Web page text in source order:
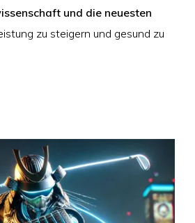
und die neuesten
zu steigern und gesund zu